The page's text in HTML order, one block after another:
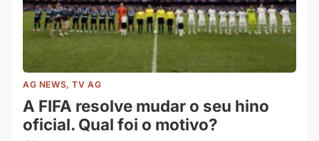
AG NEWS, TV AG
A FIFA resolve mudar o seu hino
oficial. Qual foi o motivo?